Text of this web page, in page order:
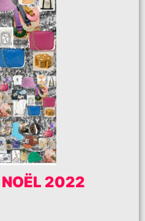
NOËL 2022